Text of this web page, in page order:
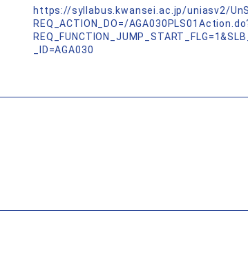
https://syllabus.kwansei.ac.jp/uniasv2/
REQ_ACTION_DO=/
_ID=AGA030